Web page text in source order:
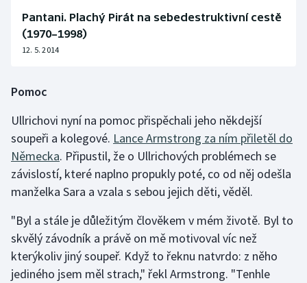
Pantani. Plachý Pirát na sebedestruktivní cestě
(1970–1998)
12. 5. 2014
Pomoc
Ullrichovi nyní na pomoc přispěchali jeho někdejší
soupeři a kolegové. Lance Armstrong za ním přiletěl do
Německa. Připustil, že o Ullrichových problémech se
závislostí, které naplno propukly poté, co od něj odešla
manželka Sara a vzala s sebou jejich děti, věděl.
"Byl a stále je důležitým člověkem v mém životě. Byl to
skvělý závodník a právě on mě motivoval víc než
kterýkoliv jiný soupeř. Když to řeknu natvrdo: z něho
jediného jsem měl strach," řekl Armstrong. "Tenhle